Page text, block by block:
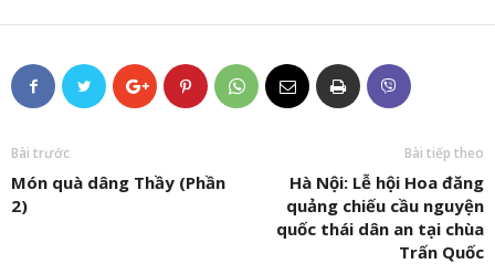
Bài trước
Món quà dâng Thầy (Phần
2)
Bài tiếp theo
Hà Nội: Lễ hội Hoa đăng
quảng chiếu cầu nguyện
quốc thái dân an tại chùa
Trấn Quốc